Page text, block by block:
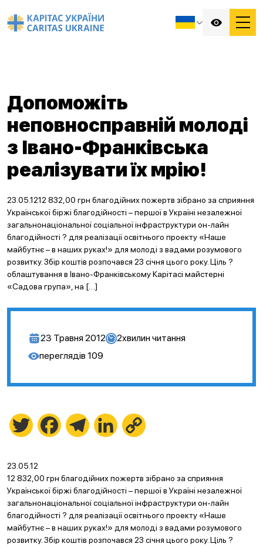
Допоможіть
неповносправній молоді
з Івано-Франківська
реалізувати їх мрію!
23.05.1212 832,00 грн благодійних пожертв зібрано за сприяння
Української біржі благодійності – першої в Україні незалежної
загальнонаціональної соціальної інфраструктури он-лайн
благодійності ? для реалізації освітнього проекту «Наше
майбутнє – в наших руках!» для молоді з вадами розумового
розвитку. Збір коштів розпочався 23 січня цього року. Ціль ?
облаштування в Івано-Франківському Карітасі майстерні
«Садова група», на […]
23 Травня 2012 2хвилин читання
переглядів 109
Twitter FacebookTelegramLinkedIn
23.05.12
12 832,00 грн благодійних пожертв зібрано за сприяння
Української біржі благодійності – першої в Україні незалежної
загальнонаціональної соціальної інфраструктури он-лайн
благодійності ? для реалізації освітнього проекту «Наше
майбутнє – в наших руках!» для молоді з вадами розумового
розвитку. Збір коштів розпочався 23 січня цього року. Ціль ?